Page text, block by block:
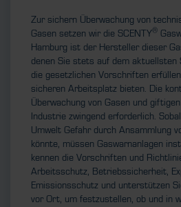
Zur sichern Überwachung von
Gasen setzen wir die SCENTY®
Hamburg ist der Hersteller dieser
denen Sie stets auf dem aktuellsten
die gesetzlichen Vorschriften
sicheren Arbeitsplatz bieten. Die
Überwachung von Gasen und
Industrie zwingend erforderlich.
Umwelt Gefahr durch Ansammlung
könnte, müssen Gaswarnanlagen
kennen die Vorschriften und
Arbeitsschutz, Betriebssicherheit,
Emissionsschutz und unterstützen
vor Ort, um festzustellen, ob und in